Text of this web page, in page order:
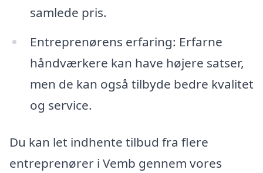
samlede pris.
Entreprenørens erfaring: Erfarne
håndværkere kan have højere satser,
men de kan også tilbyde bedre kvalitet
og service.
Du kan let indhente tilbud fra flere
entreprenører i Vemb gennem vores